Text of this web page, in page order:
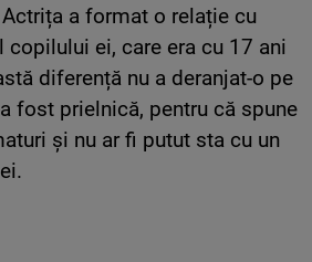
a format o relație cu
copilului ei, care era cu 17 ani
diferență nu a deranjat-o pe
fost prielnică, pentru că spune
și nu ar fi putut sta cu un